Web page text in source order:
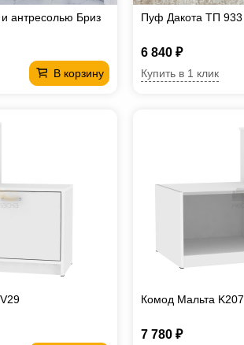
антресолью Бриз
В корзину
Пуф Дакота ТП 933
6 840 ₽
Купить в 1 клик
Комод Мальта K207
7 780 ₽